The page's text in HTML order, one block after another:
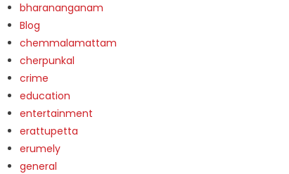
bharananganam
Blog
chemmalamattam
cherpunkal
crime
education
entertainment
erattupetta
erumely
general